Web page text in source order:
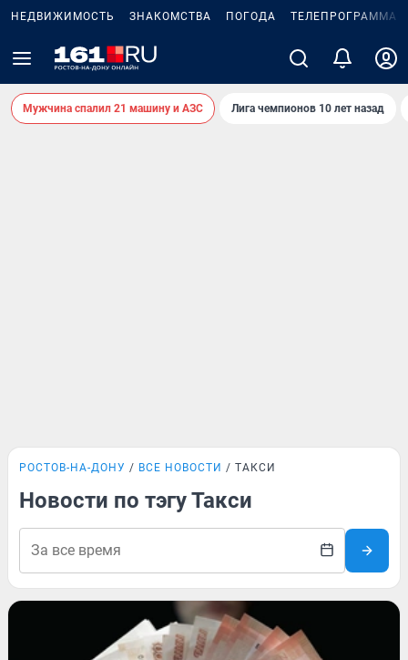
НЕДВИЖИМОСТЬ ЗНАКОМСТВА ПОГОДА ТЕЛЕПРОГРАММА
Мужчина спалил 21 машину и АЗС Лига чемпионов 10 лет назад
РОСТОВ-НА-ДОНУ ВСЕ НОВОСТИ ТАКСИ
Новости по тэгу Такси